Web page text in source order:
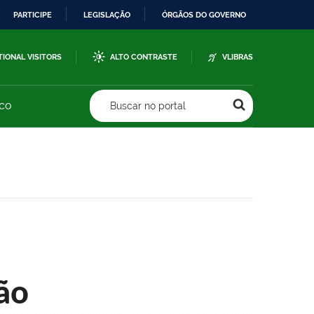
PARTICIPE LEGISLAÇÃO ÓRGÃOS DO GOVERNO
VISITORS ALTO CONTRASTE VLIBRAS
Buscar no portal